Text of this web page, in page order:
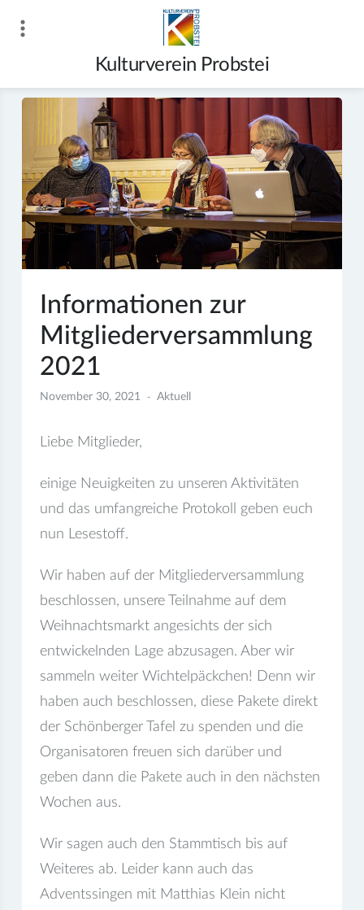
Inhalt
Kulturverein Probstei
Informationen zur
Mitgliederversammlung
2021
November 30, 2021 Aktuell
Liebe Mitglieder,
einige Neuigkeiten zu unseren Aktivitäten
und das umfangreiche Protokoll geben euch
nun Lesestoff.
Wir haben auf der Mitgliederversammlung
beschlossen, unsere Teilnahme auf dem
Weihnachtsmarkt angesichts der sich
entwickelnden Lage abzusagen. Aber wir
sammeln weiter Wichtelpäckchen! Denn wir
haben auch beschlossen, diese Pakete direkt
der Schönberger Tafel zu spenden und die
Organisatoren freuen sich darüber und
geben dann die Pakete auch in den nächsten
Wochen aus.
Wir sagen auch den Stammtisch bis auf
Weiteres ab. Leider kann auch das
Adventssingen mit Matthias Klein nicht